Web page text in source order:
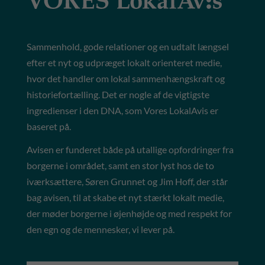
Sammenhold, gode relationer og en udtalt længsel
efter et nyt og udpræget lokalt orienteret medie,
hvor det handler om lokal sammenhængskraft og
historiefortælling. Det er nogle af de vigtigste
ingredienser i den DNA, som Vores LokalAvis er
baseret på.
Avisen er funderet både på utallige opfordringer fra
borgerne i området, samt en stor lyst hos de to
iværksættere, Søren Grunnet og Jim Hoff, der står
bag avisen, til at skabe et nyt stærkt lokalt medie,
der møder borgerne i øjenhøjde og med respekt for
den egn og de mennesker, vi lever på.